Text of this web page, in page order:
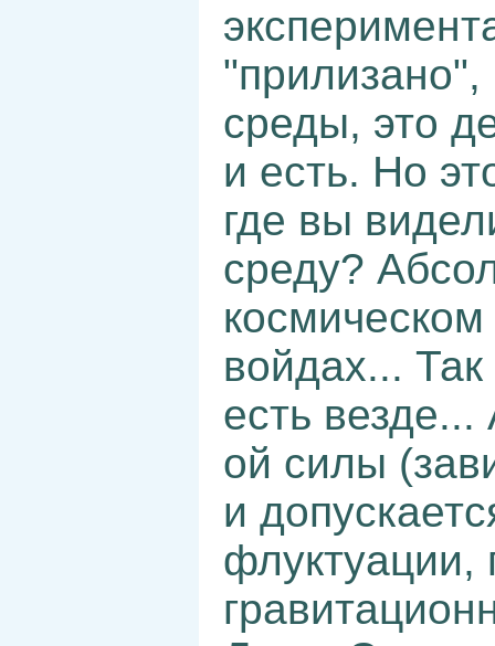
среды, это
и есть. Но
где вы
среду?
войдах...
есть
ой силы
и
флуктуации,